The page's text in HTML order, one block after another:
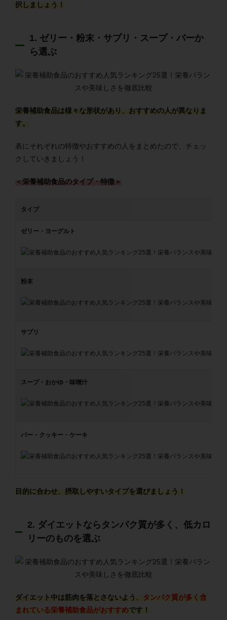
択しましょう！
1. ゼリー・粉末・サプリ・スープ・バーか
ら選ぶ
栄養補助食品は様々な形状があり、おすすめの人が異なりま
す。
表にそれぞれの特徴やおすすめの人をまとめたので、チェッ
クしていきましょう！
＜栄養補助食品のタイプ・特徴＞
タイプ
ゼリー・ヨーグルト
粉末
サプリ
スープ・おかゆ・味噌汁
バー・クッキー・ケーキ
目的に合わせ、摂取しやすいタイプを選びましょう！
2. ダイエットならタンパク質が多く、低カロ
リーのものを選ぶ
ダイエット中は筋肉を落とさないよう、 タンパク質が多く含
まれている栄養補助食品がおすすめです！